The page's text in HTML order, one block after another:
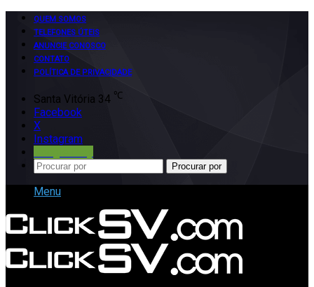
QUEM SOMOS
TELEFONES ÚTEIS
ANUNCIE CONOSCO
CONTATO
POLÍTICA DE PRIVACIDADE
Santa Vitória 34 ℃
Facebook
X
Instagram
Procurar por
Menu